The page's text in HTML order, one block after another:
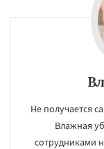
Не получается
Влажная
сотрудниками